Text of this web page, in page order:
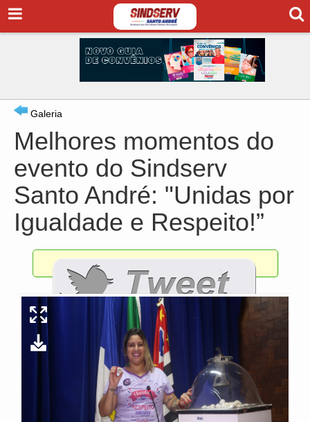
Galeria
Melhores momentos do
evento do Sindserv
Santo André: "Unidas por
Igualdade e Respeito!”